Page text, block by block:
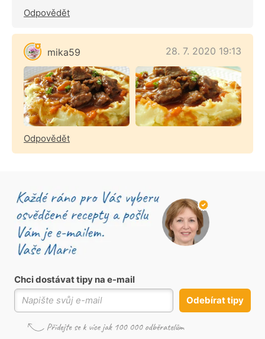
Odpovědět
mika59 28. 7. 2020 19:13
Odpovědět
Chci dostávat tipy na e-mail
Odebírat tipy